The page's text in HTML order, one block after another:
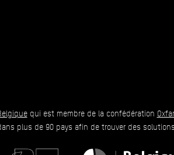
qui est membre de la confédération
plus de 90 pays afin de trouver des